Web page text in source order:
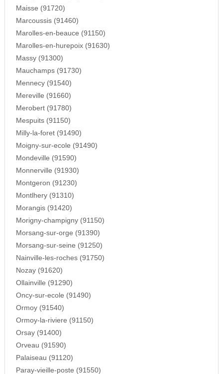
Maisse (91720)
Marcoussis (91460)
Marolles-en-beauce (91150)
Marolles-en-hurepoix (91630)
Massy (91300)
Mauchamps (91730)
Mennecy (91540)
Mereville (91660)
Merobert (91780)
Mespuits (91150)
Milly-la-foret (91490)
Moigny-sur-ecole (91490)
Mondeville (91590)
Monnerville (91930)
Montgeron (91230)
Montlhery (91310)
Morangis (91420)
Morigny-champigny (91150)
Morsang-sur-orge (91390)
Morsang-sur-seine (91250)
Nainville-les-roches (91750)
Nozay (91620)
Ollainville (91290)
Oncy-sur-ecole (91490)
Ormoy (91540)
Ormoy-la-riviere (91150)
Orsay (91400)
Orveau (91590)
Palaiseau (91120)
Paray-vieille-poste (91550)